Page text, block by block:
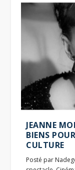
JEANNE
BIENS
CULTURE
Posté par